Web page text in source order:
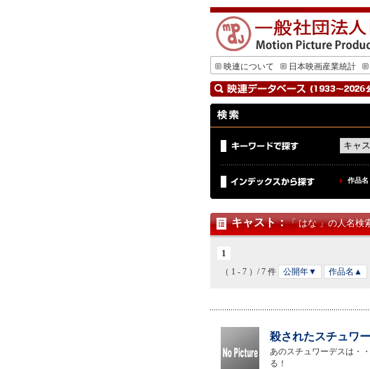
映連について
日本映画産業統計
作品名
キャスト：「 はな 」の人名検
1
（ 1 - 7 ）/ 7 件 公開年▼ 作品名▲
殺されたスチュワ
あのスチュワーデスは・
る！